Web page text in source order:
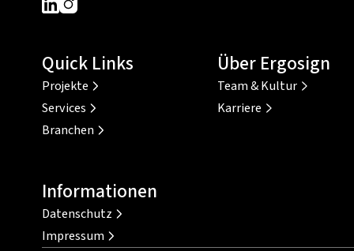
Dieser Link führt zu einer externen Seite
Dieser Link führt zu einer externen Seite
Quick Links
Projekte
Services
Branchen
Über Ergosign
Team & Kultur
Karriere
Informationen
Datenschutz
Impressum